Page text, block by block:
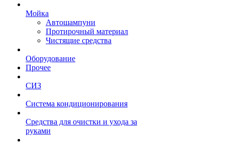
Мойка
Автошампуни
Протирочный материал
Чистящие средства
Оборудование
Прочее
СИЗ
Система кондиционирования
Средства для очистки и ухода за
руками